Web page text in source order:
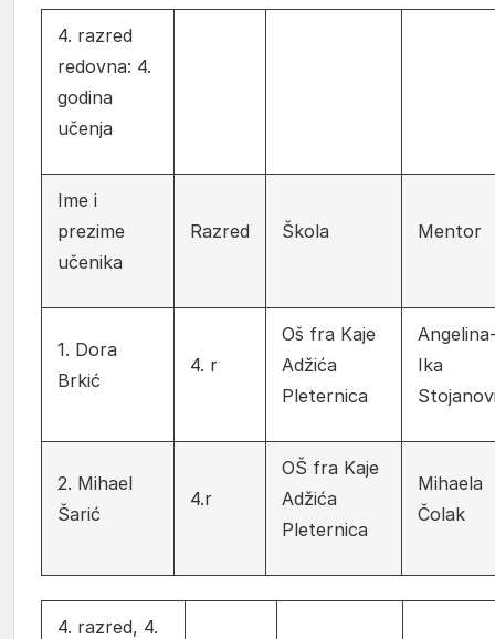
4. razred
redovna: 4.
godina
učenja
Ime i
prezime
učenika
Razred Škola Mentor
1. Dora
Brkić
4. r
Oš fra Kaje
Adžića
Pleternica
Ika
2. Mihael
Šarić
4.r
OŠ fra Kaje
Adžića
Pleternica
Mihaela
Čolak
4. razred, 4.